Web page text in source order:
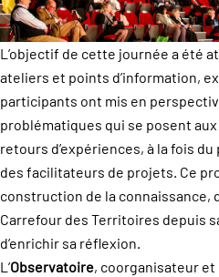
L’objectif de cette journée a été
ateliers et points d’information,
participants ont mis en
problématiques qui se posent
retours d’expériences, à la fois
des facilitateurs de projets. Ce
construction de la connaissance,
Carrefour des Territoires depuis
d’enrichir sa réflexion.
L’Observatoire, coorganisateur